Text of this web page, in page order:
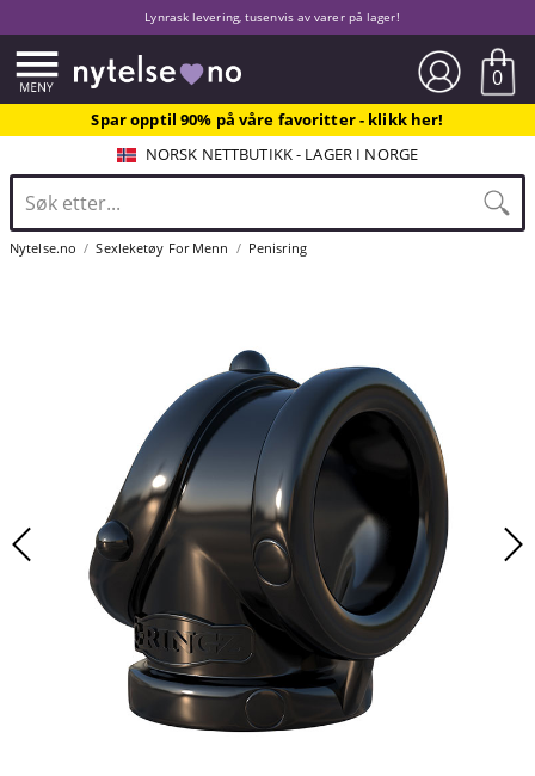
Lynrask levering, tusenvis av varer på lager!
0
Spar opptil 90% på våre favoritter - klikk her!
NORSK NETTBUTIKK - LAGER I NORGE
Nytelse.no Sexleketøy For Menn Penisring